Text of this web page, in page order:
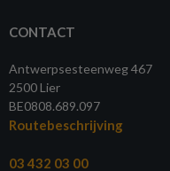
CONTACT
Antwerpsesteenweg 467
2500 Lier
BE0808.689.097
Routebeschrijving
03 432 03 00